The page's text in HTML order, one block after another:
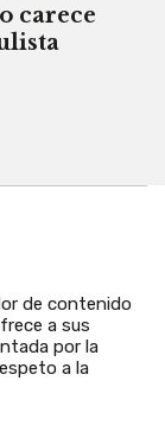
carece
de contenido
a sus
por la
a la